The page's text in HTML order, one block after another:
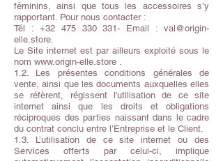
féminins, ainsi que tous les accessoires s’y
rapportant. Pour nous contacter :
Tél : +32 475 330 331- Email : val@origin-
elle.store
Le Site internet est par ailleurs exploité sous le
nom www.origin-elle.store
1.2. Les présentes conditions générales de
vente, ainsi que les documents auxquelles elles
se réfèrent, régissent l'utilisation de ce site
internet ainsi que les droits et obligations
réciproques des parties naissant dans le cadre
du contrat conclu entre l’Entreprise et le Client.
1.3. L’utilisation de ce site internet ou des
Services offerts par celui-ci, implique